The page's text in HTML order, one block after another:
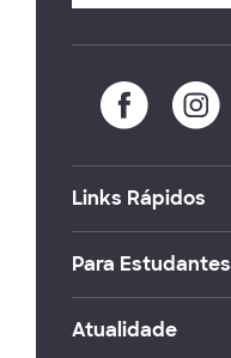
Links Rápidos
Para Estudantes
Atualidade